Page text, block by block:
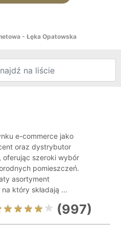
- Łęka Opatowska
e-commerce jako
oraz dystrybutor
oferując szeroki wybór
pomieszczeń.
asortyment
który składają ...
(997)